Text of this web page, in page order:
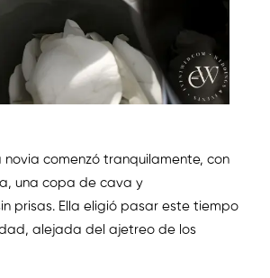
novia comenzó tranquilamente, con
una copa de cava y
prisas. Ella eligió pasar este tiempo
alejada del ajetreo de los